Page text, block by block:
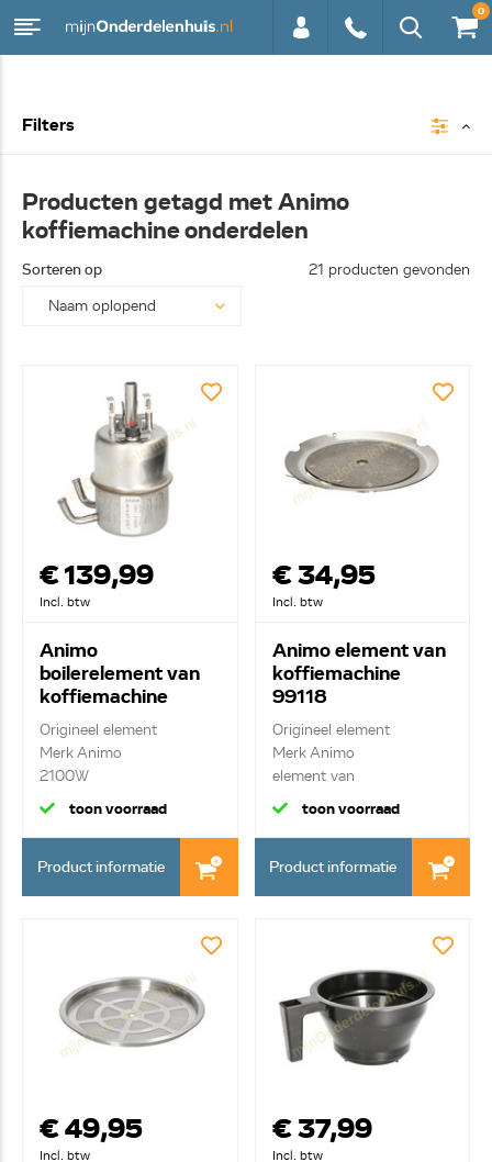
0
Filters
Producten getagd met Animo
koffiemachine onderdelen
Sorteren op 21 producten gevonden
€ 139,99
Incl. btw
Animo
boilerelement van
koffiemachine
11143
Origineel element
Merk Animo
2100W
boilerelement230V
toon voorraad
Product informatie
€ 34,95
Incl. btw
Animo element van
koffiemachine
99118
Origineel element
Merk Animo
element van
warmhoudplaat
toon voorraad
Product informatie
€ 49,95
Incl. btw
€ 37,99
Incl. btw